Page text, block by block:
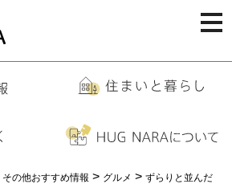
その他おすすめ情報 > グルメ > ずらりと並んだ